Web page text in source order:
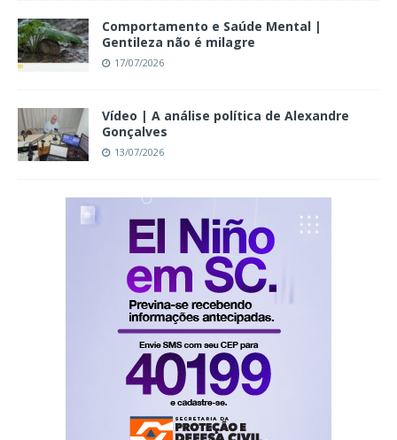
Comportamento e Saúde Mental |
Gentileza não é milagre
17/07/2026
Vídeo | A análise política de Alexandre
Gonçalves
13/07/2026